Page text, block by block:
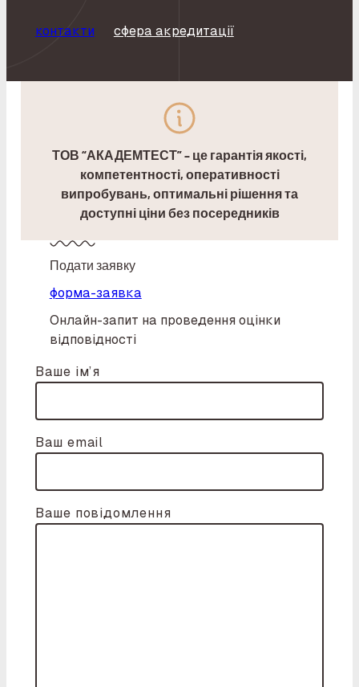
контакти сфера акредитації
ТОВ “АКАДЕМТЕСТ” – це гарантія якості,
компетентності, оперативності
випробувань, оптимальні рішення та
доступні ціни без посередників
Подати заявку
форма-заявка
Онлайн-запит на проведення оцінки
відповідності
Ваше ім’я
Ваш email
Ваше повідомлення